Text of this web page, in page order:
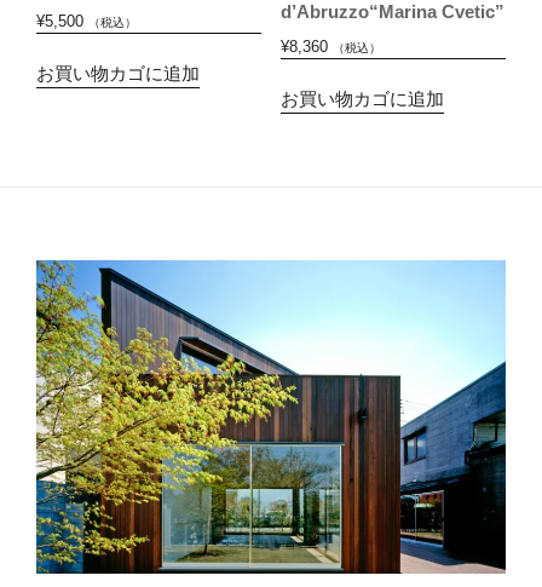
¥5,500 （税込）
お買い物カゴに追加
d’Abruzzo“Marina Cvetic”
¥8,360 （税込）
お買い物カゴに追加